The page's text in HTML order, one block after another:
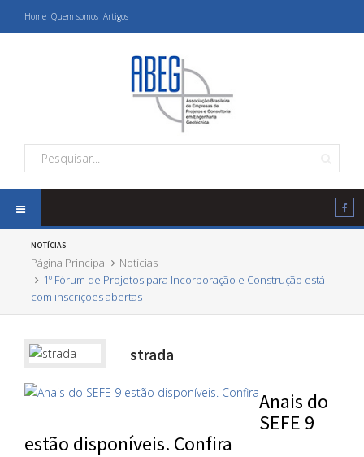
Home Quem somos Artigos
NOTÍCIAS
Página Principal
Notícias
1º Fórum de Projetos para Incorporação e Construção está
com inscrições abertas
strada
Anais do
SEFE 9
estão disponíveis. Confira